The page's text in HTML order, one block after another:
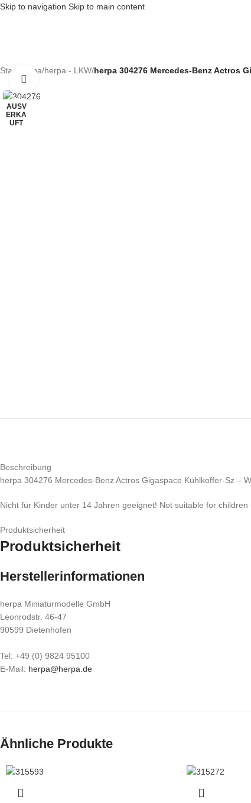
Skip to navigation Skip to main content
Start herpa/herpa - LKW/herpa 304276 Mercedes-Benz Actros
AUSV
ERKA
UFT
Beschreibung
herpa 304276 Mercedes-Benz Actros Gigaspace Kühlkoffer-Sz –
Nicht für Kinder unter 14 Jahren geeignet! Not suitable for children
Produktsicherheit
Produktsicherheit
Herstellerinformationen
herpa Miniaturmodelle GmbH
Leonrodstr. 46-47
90599 Dietenhofen
Tel: +49 (0) 9824 95100
E-Mail: herpa@herpa.de
Ähnliche Produkte